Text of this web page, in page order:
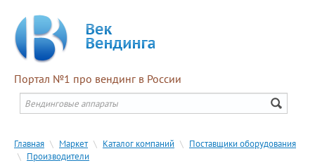
Портал №1 про вендинг в России
Главная \ Маркет \ Каталог компаний \ Поставщики оборудования
\ Производители